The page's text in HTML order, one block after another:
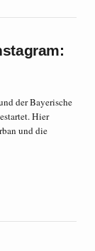
der Bayerische
Hier
und die